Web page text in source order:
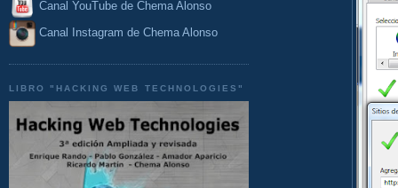
Canal YouTube de Chema Alonso
Canal Instagram de Chema Alonso
LIBRO "HACKING WEB TECHNOLOGIES"